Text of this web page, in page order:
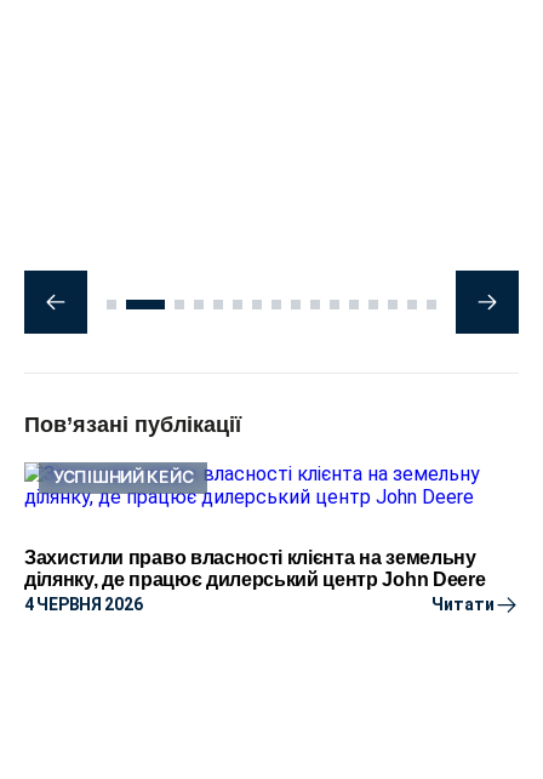
Пов’язані публікації
УСПІШНИЙ КЕЙС
Захистили право власності клієнта на земельну
ділянку, де працює дилерський центр John Deere
4 ЧЕРВНЯ 2026 Читати